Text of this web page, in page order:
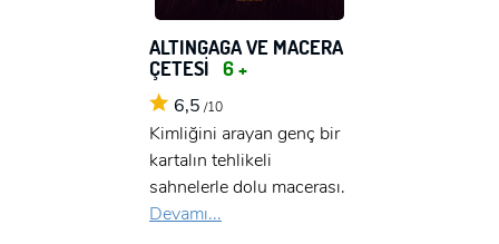
GIRIŞ YAP
E-Posta:
Şifre:
Ad Soyad:
E-Posta:
Şifre:
ALTINGAGA VE MACERA
ÇETESİ 6 +
6,5 /10
Kimliğini arayan genç bir
kartalın tehlikeli
sahnelerle dolu macerası.
Devamı...